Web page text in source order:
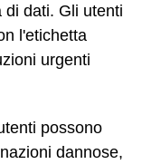
di dati. Gli utenti
l'etichetta
urgenti
possono
dannose,